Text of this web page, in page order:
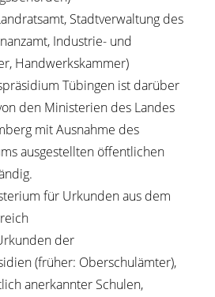
Stadtverwaltung des
Industrie- und
Handwerkskammer)
Tübingen ist darüber
den Ministerien des Landes
mit Ausnahme des
ausgestellten öffentlichen
für Urkunden aus dem
der
(früher: Oberschulämter),
anerkannter Schulen,